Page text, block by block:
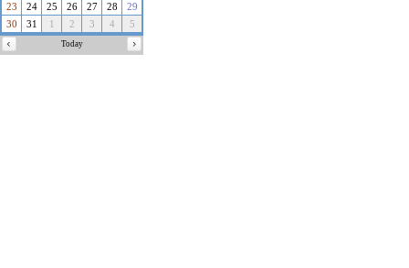
23
24 25 26 27 28
29
30
31 1 2 3 4 5
Today